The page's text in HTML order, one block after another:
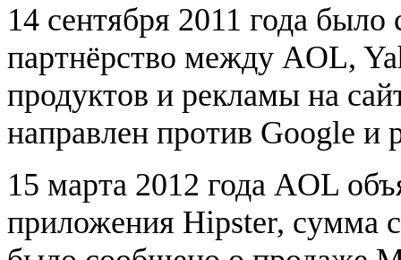
14 сентября 2011 года было
партнёрство между AOL,
продуктов и рекламы на
направлен против Google и
15 марта 2012 года AOL
приложения Hipster, сумма